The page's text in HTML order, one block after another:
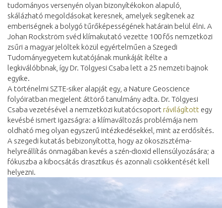
tudományos versenyén olyan bizonyítékokon alapuló,
skálázható megoldásokat keresnek, amelyek segítenek az
emberiségnek a bolygó tűrőképességének határain belül élni. A
Johan Rockström svéd klímakutató vezette 100 fős nemzetközi
zsűri a magyar jelöltek közül egyértelműen a Szegedi
Tudományegyetem kutatójának munkáját ítélte a
legkiválóbbnak, így Dr. Tölgyesi Csaba lett a 25 nemzeti bajnok
egyike.
A történelmi SZTE-siker alapját egy, a Nature Geoscience
folyóiratban megjelent áttörő tanulmány adta. Dr. Tölgyesi
Csaba vezetésével a nemzetközi kutatócsoport rávilágított egy
kevésbé ismert igazságra: a klímaváltozás problémája nem
oldható meg olyan egyszerű intézkedésekkel, mint az erdősítés.
A szegedi kutatás bebizonyította, hogy az ökoszisztéma-
helyreállítás önmagában kevés a szén-dioxid ellensúlyozására; a
fókuszba a kibocsátás drasztikus és azonnali csökkentését kell
helyezni.